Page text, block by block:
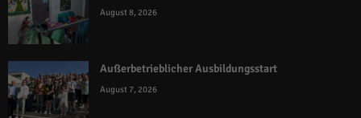
August 8, 2026
Außerbetrieblicher Ausbildungsstart
August 7, 2026